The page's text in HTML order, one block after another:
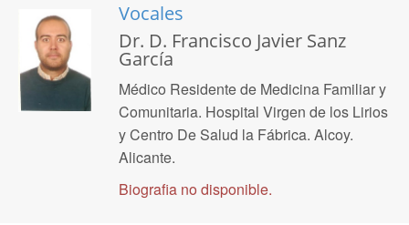
Vocales
Dr. D. Francisco Javier Sanz
García
Médico Residente de Medicina Familiar y
Comunitaria. Hospital Virgen de los Lirios
y Centro De Salud la Fábrica. Alcoy.
Alicante.
Biografia no disponible.